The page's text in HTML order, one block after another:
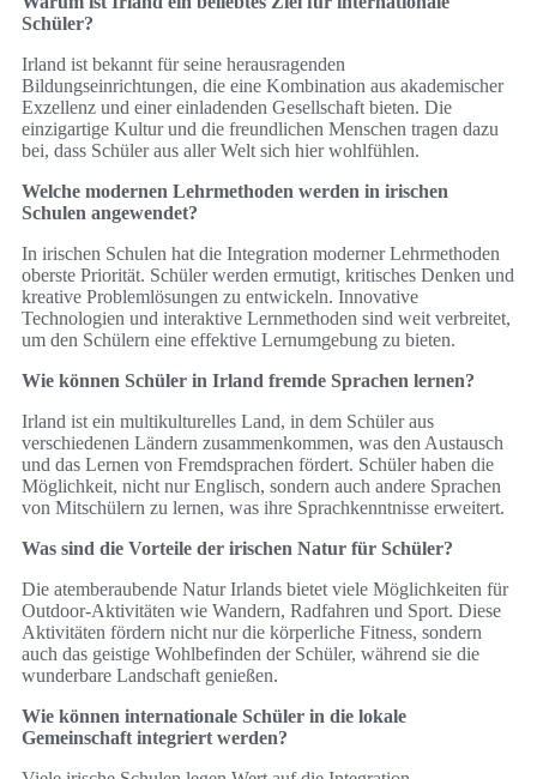
Schüler?
Irland ist bekannt für seine herausragenden
Bildungseinrichtungen, die eine Kombination aus akademischer
Exzellenz und einer einladenden Gesellschaft bieten. Die
einzigartige Kultur und die freundlichen Menschen tragen dazu
bei, dass Schüler aus aller Welt sich hier wohlfühlen.
Welche modernen Lehrmethoden werden in irischen
Schulen angewendet?
In irischen Schulen hat die Integration moderner Lehrmethoden
oberste Priorität. Schüler werden ermutigt, kritisches Denken und
kreative Problemlösungen zu entwickeln. Innovative
Technologien und interaktive Lernmethoden sind weit verbreitet,
um den Schülern eine effektive Lernumgebung zu bieten.
Wie können Schüler in Irland fremde Sprachen lernen?
Irland ist ein multikulturelles Land, in dem Schüler aus
verschiedenen Ländern zusammenkommen, was den Austausch
und das Lernen von Fremdsprachen fördert. Schüler haben die
Möglichkeit, nicht nur Englisch, sondern auch andere Sprachen
von Mitschülern zu lernen, was ihre Sprachkenntnisse erweitert.
Was sind die Vorteile der irischen Natur für Schüler?
Die atemberaubende Natur Irlands bietet viele Möglichkeiten für
Outdoor-Aktivitäten wie Wandern, Radfahren und Sport. Diese
Aktivitäten fördern nicht nur die körperliche Fitness, sondern
auch das geistige Wohlbefinden der Schüler, während sie die
wunderbare Landschaft genießen.
Wie können internationale Schüler in die lokale
Gemeinschaft integriert werden?